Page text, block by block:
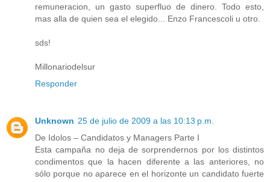
remuneracion, un gasto superfluo de dinero. Todo esto,
mas alla de quien sea el elegido... Enzo Francescoli u otro.
sds!
Millonariodelsur
Responder
Unknown 25 de julio de 2009 a las 10:13 p.m.
De Idolos – Candidatos y Managers Parte I
Esta campaña no deja de sorprendernos por los distintos
condimentos que la hacen diferente a las anteriores, no
sólo porque no aparece en el horizonte un candidato fuerte